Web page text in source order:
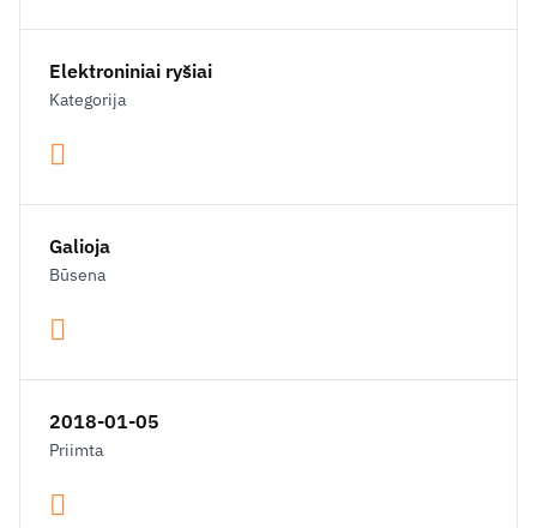
Elektroniniai ryšiai
Kategorija
Galioja
Būsena
2018-01-05
Priimta